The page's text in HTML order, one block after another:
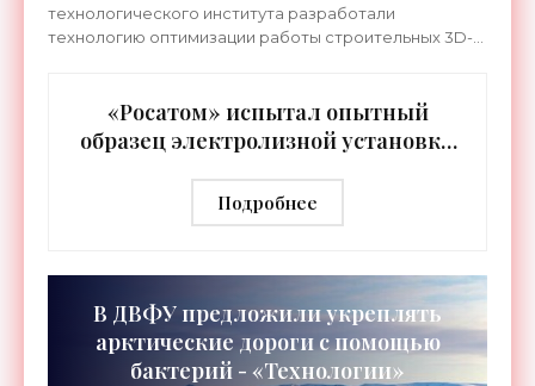
технологического института разработали
технологию оптимизации работы строительных 3D-
«Росатом» испытал опытный
образец электролизной установки
«Технологии»
Подробнее
В ДВФУ предложили укреплять
арктические дороги с помощью
бактерий - «Технологии»